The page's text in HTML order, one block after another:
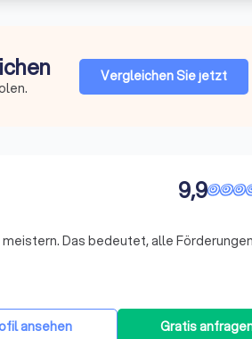
Vergleichen Sie jetzt
9,9
Das bedeutet, alle
ansehen Gratis